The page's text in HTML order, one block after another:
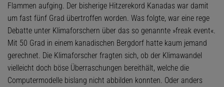
Flammen aufging. Der bisherige Hitzerekord Kanadas war damit
um fast fünf Grad übertroffen worden. Was folgte, war eine rege
Debatte unter Klimaforschern über das so genannte »freak event«.
Mit 50 Grad in einem kanadischen Bergdorf hatte kaum jemand
gerechnet. Die Klimaforscher fragten sich, ob der Klimawandel
vielleicht doch böse Überraschungen bereithält, welche die
Computermodelle bislang nicht abbilden konnten. Oder anders